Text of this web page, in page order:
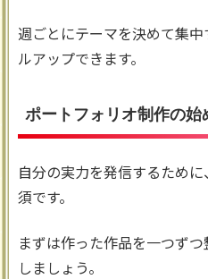
週ごとにテーマを決めて集
ルアップできます。
ポートフォリオ制作の始
自分の実力を発信するため
須です。
まずは作った作品を一つず
しましょう。